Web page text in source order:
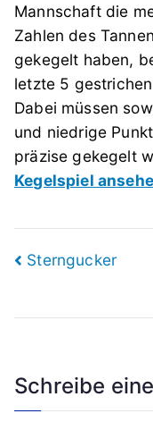
Mannschaft die
Zahlen des
gekegelt haben,
letzte 5
Dabei müssen
und niedrige
präzise gekegelt
Kegelspiel
Sterngucker
Schreibe